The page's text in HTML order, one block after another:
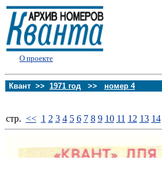
О проекте
Квант >> 1971 год >> номер 4
стp. << 1 2 3 4 5 6 7 8 9 10 11 12 13 14